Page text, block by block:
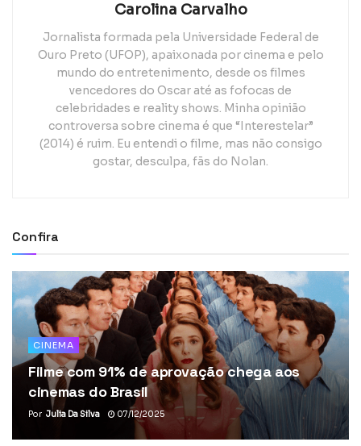
Carolina Carvalho
Jornalista formada pela Universidade Federal de
Ouro Preto (UFOP), apaixonada por cinema e pelo
mundo do entretenimento, desde os filmes
vencedores do Oscar até as fofocas de
celebridades e reality shows. Minha opinião
controversa sobre cinema é que “Interestelar”
(2014) é ruim. Eu entendi o filme, mas não consigo
gostar, desculpa, fãs do Nolan.
Confira
CINEMA
Filme com 91% de aprovação chega aos
cinemas do Brasil
Por Julia Da Silva 07/12/2025